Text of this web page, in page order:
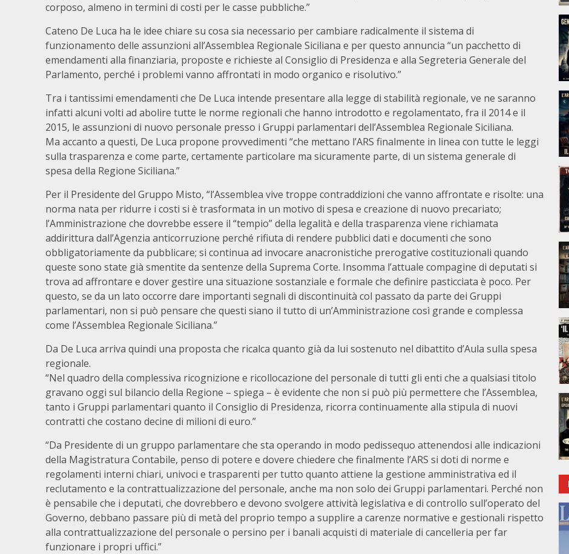
corposo, almeno in termini di costi per le casse pubbliche.”
Cateno De Luca ha le idee chiare su cosa sia necessario per cambiare radicalmente il sistema di
funzionamento delle assunzioni all’Assemblea Regionale Siciliana e per questo annuncia “un pacchetto di
emendamenti alla finanziaria, proposte e richieste al Consiglio di Presidenza e alla Segreteria Generale del
Parlamento, perché i problemi vanno affrontati in modo organico e risolutivo.”
Tra i tantissimi emendamenti che De Luca intende presentare alla legge di stabilità regionale, ve ne saranno
infatti alcuni volti ad abolire tutte le norme regionali che hanno introdotto e regolamentato, fra il 2014 e il
2015, le assunzioni di nuovo personale presso i Gruppi parlamentari dell’Assemblea Regionale Siciliana.
Ma accanto a questi, De Luca propone provvedimenti “che mettano l’ARS finalmente in linea con tutte le leggi
sulla trasparenza e come parte, certamente particolare ma sicuramente parte, di un sistema generale di
spesa della Regione Siciliana.”
Per il Presidente del Gruppo Misto, “l’Assemblea vive troppe contraddizioni che vanno affrontate e risolte: una
norma nata per ridurre i costi si è trasformata in un motivo di spesa e creazione di nuovo precariato;
l’Amministrazione che dovrebbe essere il “tempio” della legalità e della trasparenza viene richiamata
addirittura dall’Agenzia anticorruzione perché rifiuta di rendere pubblici dati e documenti che sono
obbligatoriamente da pubblicare; si continua ad invocare anacronistiche prerogative costituzionali quando
queste sono state già smentite da sentenze della Suprema Corte. Insomma l’attuale compagine di deputati si
trova ad affrontare e dover gestire una situazione sostanziale e formale che definire pasticciata è poco. Per
questo, se da un lato occorre dare importanti segnali di discontinuità col passato da parte dei Gruppi
parlamentari, non si può pensare che questi siano il tutto di un’Amministrazione così grande e complessa
come l’Assemblea Regionale Siciliana.”
Da De Luca arriva quindi una proposta che ricalca quanto già da lui sostenuto nel dibattito d’Aula sulla spesa
regionale.
“Nel quadro della complessiva ricognizione e ricollocazione del personale di tutti gli enti che a qualsiasi titolo
gravano oggi sul bilancio della Regione – spiega – è evidente che non si può più permettere che l’Assemblea,
tanto i Gruppi parlamentari quanto il Consiglio di Presidenza, ricorra continuamente alla stipula di nuovi
contratti che costano decine di milioni di euro.”
“Da Presidente di un gruppo parlamentare che sta operando in modo pedissequo attenendosi alle indicazioni
della Magistratura Contabile, penso di potere e dovere chiedere che finalmente l’ARS si doti di norme e
regolamenti interni chiari, univoci e trasparenti per tutto quanto attiene la gestione amministrativa ed il
reclutamento e la contrattualizzazione del personale, anche ma non solo dei Gruppi parlamentari. Perché non
è pensabile che i deputati, che dovrebbero e devono svolgere attività legislativa e di controllo sull’operato del
Governo, debbano passare più di metà del proprio tempo a supplire a carenze normative e gestionali rispetto
alla contrattualizzazione del personale o persino per i banali acquisti di materiale di cancelleria per far
funzionare i propri uffici.”